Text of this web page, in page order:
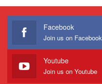
Facebook
Join us on Facebook
Youtube
Join us on Youtube